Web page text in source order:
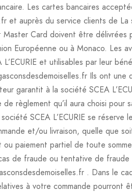
Les cartes bancaires
et auprès du service clients de La
Master Card doivent être délivrées
Européenne ou à Monaco. Les
et utilisables par leur
Ils ont une
garantit à la société SCEA
règlement qu’il aura choisi pour
SCEA L’ECURIE se réserve
et/ou livraison, quelle que
paiement partiel de toute
de fraude ou tentative de fraude
. Dans le
à votre commande pourront